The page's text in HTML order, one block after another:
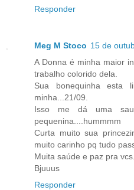
Responder
Meg M Stoco 15 de
A Donna é minha maior
trabalho colorido dela.
Sua bonequinha esta
minha...21/09.
Isso me dá uma
pequenina....hummmm
Curta muito sua
muito carinho pq tudo
Muita saúde e paz pra vcs.
Bjuuus
Responder